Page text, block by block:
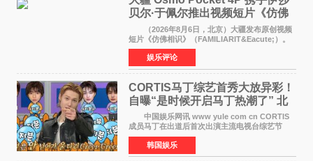
贝尔·于佩尔推出视频短片《仿佛
相识》
（2026年8月6日，北京）大疆发布原创视频
短片《仿佛相识》（FAMILIARIT&Eacute;）。
视频短片由戛纳国际电影节最佳女演员伊莎贝尔·
于佩尔（Isabelle Huppert）主演，全程使用大
疆首款双主摄口
娱乐评论
CORTIS马丁综艺首秀大放异彩！
自曝“是时候开启马丁热潮了” 北
美巡演火热进行中
中国娱乐网讯 www yule com cn CORTIS
成员马丁在出道后首次出演主流电视台综艺节
目，展现了多才多艺的魅力。 马丁出演了5日
播出的MBC《Radio Star》Fashion与Passion
之间，I&lsquo;m
韩国娱乐